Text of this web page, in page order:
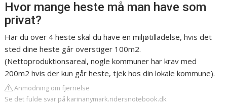
Hvor mange heste må man have som
privat?
Har du over 4 heste skal du have en miljøtilladelse, hvis det
sted dine heste går overstiger 100m2.
(Nettoproduktionsareal, nogle kommuner har krav med
200m2 hvis der kun går heste, tjek hos din lokale kommune).
Anmodning om fjernelse
Se det fulde svar på karinanymark.ridersnotebook.dk